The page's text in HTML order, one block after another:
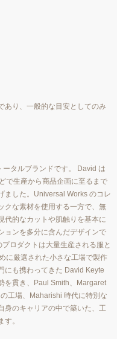
あり、一般的な目安としてのみ
タルブランドです。 David は
で生産から商品企画に至るまで
ました。Universal Works のコレ
クな素材を使用する一方で、無
代的なカットや肌触りを基本に
ョンを多分に含んだデザインで
ロダクトは大量生産される服と
に厳選された小さな工場で製作
にも携わってきた David Keyte
を貫き、Paul Smith、Margaret
工場、Maharishi 時代に特別な
身のキャリアの中で築いた、工
。